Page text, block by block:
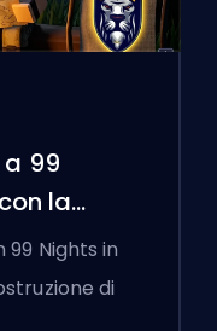
99
la
99 Nights in
di